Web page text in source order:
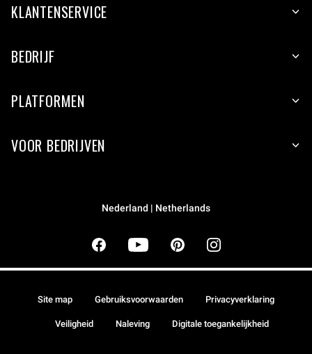
KLANTENSERVICE
BEDRIJF
PLATFORMEN
VOOR BEDRIJVEN
Nederland | Netherlands
Site map Gebruiksvoorwaarden Privacyverklaring
Veiligheid Naleving Digitale toegankelijkheid